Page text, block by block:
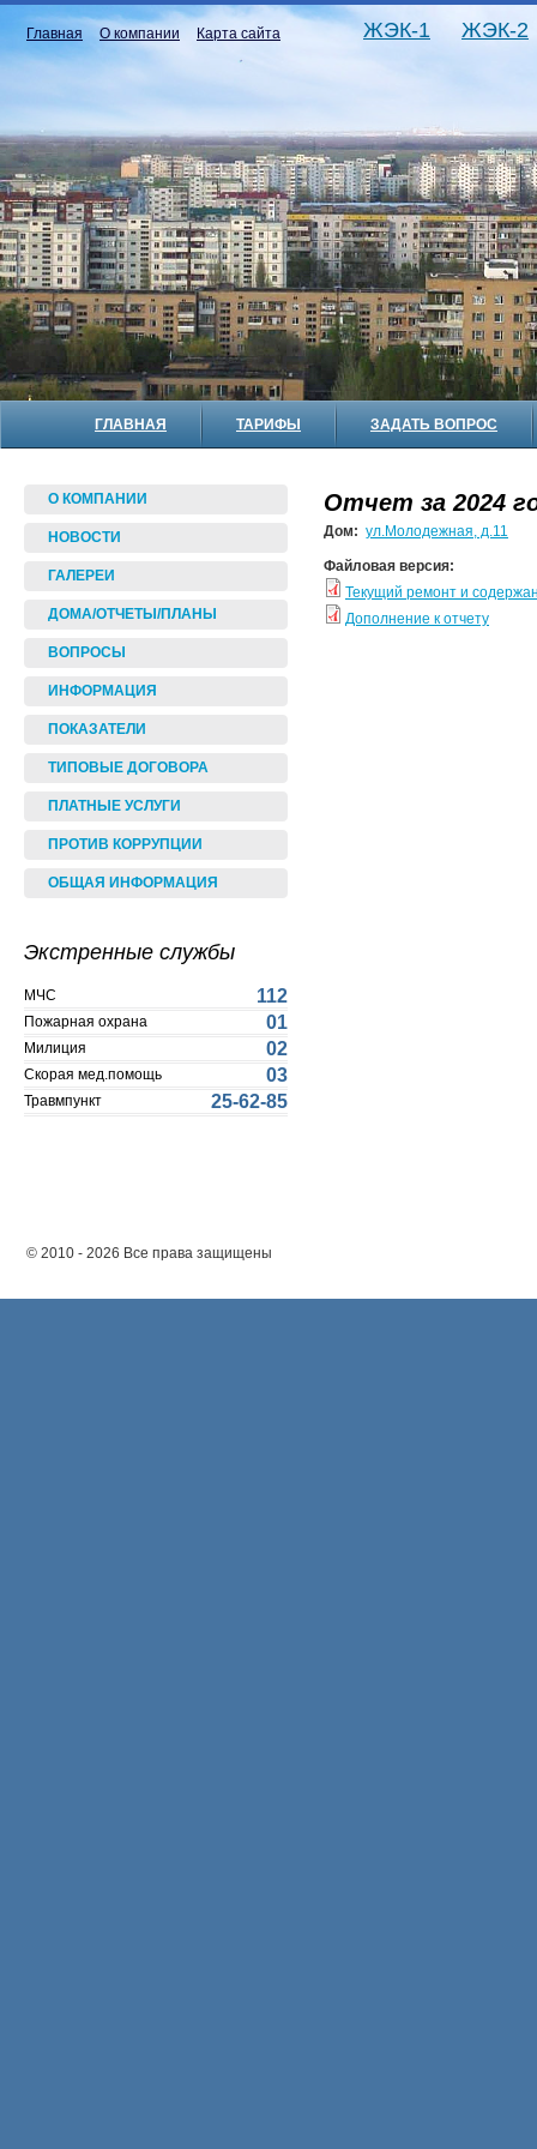
Главная О компании Карта сайта ЖЭК-1 ЖЭК-2
ГЛАВНАЯ ТАРИФЫ ЗАДАТЬ ВОПРОС
О КОМПАНИИ
НОВОСТИ
ГАЛЕРЕИ
ДОМА/ОТЧЕТЫ/ПЛАНЫ
ВОПРОСЫ
ИНФОРМАЦИЯ
ПОКАЗАТЕЛИ
ТИПОВЫЕ ДОГОВОРА
ПЛАТНЫЕ УСЛУГИ
ПРОТИВ КОРРУПЦИИ
ОБЩАЯ ИНФОРМАЦИЯ
Экстренные службы
МЧС 112
Пожарная охрана 01
Милиция 02
Скорая мед.помощь 03
Травмпункт 25-62-85
Отчет за 2024
Дом: ул.Молодежная, д.11
Файловая версия:
Текущий ремонт и
Дополнение к отчету
© 2010 - 2026 Все права защищены